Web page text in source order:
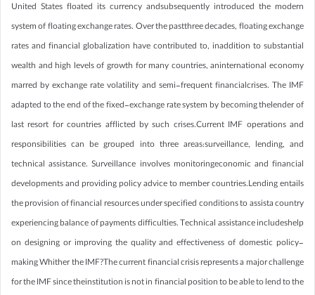
United States floated its currency andsubsequently introduced the modern
system of floating exchange rates. Over the pastthree decades, floating exchange
rates and financial globalization have contributed to, inaddition to substantial
wealth and high levels of growth for many countries, aninternational economy
marred by exchange rate volatility and semi-frequent financialcrises. The IMF
adapted to the end of the fixed-exchange rate system by becoming thelender of
last resort for countries afflicted by such crises.Current IMF operations and
responsibilities can be grouped into three areas:surveillance, lending, and
technical assistance. Surveillance involves monitoringeconomic and financial
developments and providing policy advice to member countries.Lending entails
the provision of financial resources under specified conditions to assista country
experiencing balance of payments difficulties. Technical assistance includeshelp
on designing or improving the quality and effectiveness of domestic policy-
making Whither the IMF?The current financial crisis represents a major challenge
for the IMF since theinstitution is not in financial position to be able to lend to the